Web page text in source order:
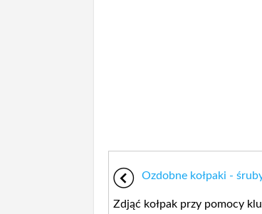
Ozdobne kołpaki -
Zdjąć kołpak przy pomocy